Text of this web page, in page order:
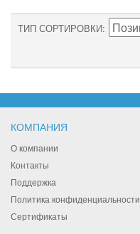
ТИП СОРТИРОВКИ
КОМПАНИЯ
О компании
Контакты
Поддержка
Политика конфиденциальности
Сертификаты